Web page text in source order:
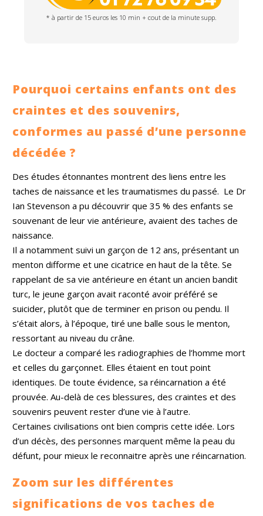
* à partir de 15 euros les 10 min + cout de la minute supp.
Pourquoi certains enfants ont des
craintes et des souvenirs,
conformes au passé d’une personne
décédée ?
Des études étonnantes montrent des liens entre les
taches de naissance et les traumatismes du passé. Le Dr
Ian Stevenson a pu découvrir que 35 % des enfants se
souvenant de leur vie antérieure, avaient des taches de
naissance.
Il a notamment suivi un garçon de 12 ans, présentant un
menton difforme et une cicatrice en haut de la tête. Se
rappelant de sa vie antérieure en étant un ancien bandit
turc, le jeune garçon avait raconté avoir préféré se
suicider, plutôt que de terminer en prison ou pendu. Il
s’était alors, à l’époque, tiré une balle sous le menton,
ressortant au niveau du crâne.
Le docteur a comparé les radiographies de l’homme mort
et celles du garçonnet. Elles étaient en tout point
identiques. De toute évidence, sa réincarnation a été
prouvée. Au-delà de ces blessures, des craintes et des
souvenirs peuvent rester d’une vie à l’autre.
Certaines civilisations ont bien compris cette idée. Lors
d’un décès, des personnes marquent même la peau du
défunt, pour mieux le reconnaitre après une réincarnation.
Zoom sur les différentes
significations de vos taches de